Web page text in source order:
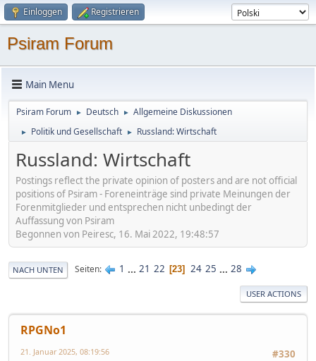
Einloggen Registrieren
Psiram Forum
Main Menu
Psiram Forum ► Deutsch ► Allgemeine Diskussionen
► Politik und Gesellschaft ► Russland: Wirtschaft
Russland: Wirtschaft
Postings reflect the private opinion of posters and are not official
positions of Psiram - Foreneinträge sind private Meinungen der
Forenmitglieder und entsprechen nicht unbedingt der
Auffassung von Psiram
Begonnen von Peiresc, 16. Mai 2022, 19:48:57
NACH UNTEN Seiten 1 ... 21 22 23 24 25 ... 28
USER ACTIONS
RPGNo1
#330
21. Januar 2025, 08:19:56